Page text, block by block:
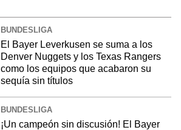
BUNDESLIGA
El Bayer Leverkusen se suma a los
Denver Nuggets y los Texas Rangers
como los equipos que acabaron su
sequía sin títulos
BUNDESLIGA
¡Un campeón sin discusión! El Bayer